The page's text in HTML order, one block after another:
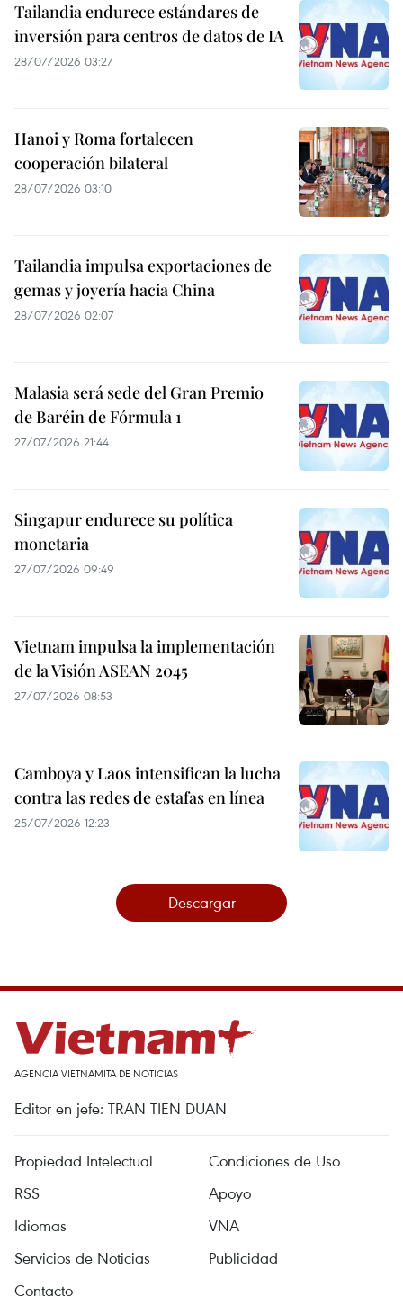
Tailandia endurece estándares de
inversión para centros de datos de IA
28/07/2026 03:27
Hanoi y Roma fortalecen
cooperación bilateral
28/07/2026 03:10
Tailandia impulsa exportaciones de
gemas y joyería hacia China
28/07/2026 02:07
Malasia será sede del Gran Premio
de Baréin de Fórmula 1
27/07/2026 21:44
Singapur endurece su política
monetaria
27/07/2026 09:49
Vietnam impulsa la implementación
de la Visión ASEAN 2045
27/07/2026 08:53
Camboya y Laos intensifican la lucha
contra las redes de estafas en línea
25/07/2026 12:23
Descargar
AGENCIA VIETNAMITA DE NOTICIAS
Editor en jefe: TRAN TIEN DUAN
Propiedad Intelectual
Condiciones de Uso
RSS
Apoyo
Idiomas
VNA
Servicios de Noticias
Publicidad
Contacto